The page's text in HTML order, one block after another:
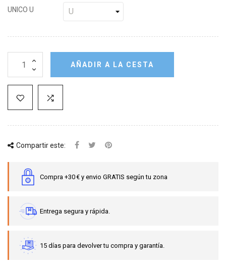
UNICO U
AÑADIR A LA CESTA
Compartir este:
Compra +30 € y envio GRATIS según tu zona
Entrega segura y rápida.
15 días para devolver tu compra y garantía.